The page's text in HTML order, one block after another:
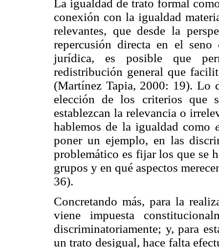
La igualdad de trato formal
conexión con la igualdad
relevantes, que desde la
repercusión directa en el
jurídica, es posible que
redistribución general que
(Martínez Tapia, 2000: 19). Lo
elección de los criterios que
establezcan la relevancia o
hablemos de la igualdad como
poner un ejemplo, en las
problemático es fijar los que se
grupos y en qué aspectos
36).
Concretando más, para la
viene impuesta
discriminatoriamente; y, para
un trato desigual, hace falta